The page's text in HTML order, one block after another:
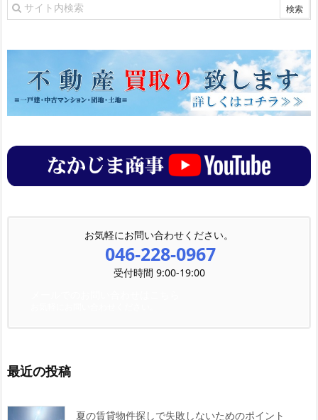
お気軽にお問い合わせください。
046-228-0967
受付時間 9:00-19:00
最近の投稿
夏の賃貸物件探しで失敗しないためのポイント